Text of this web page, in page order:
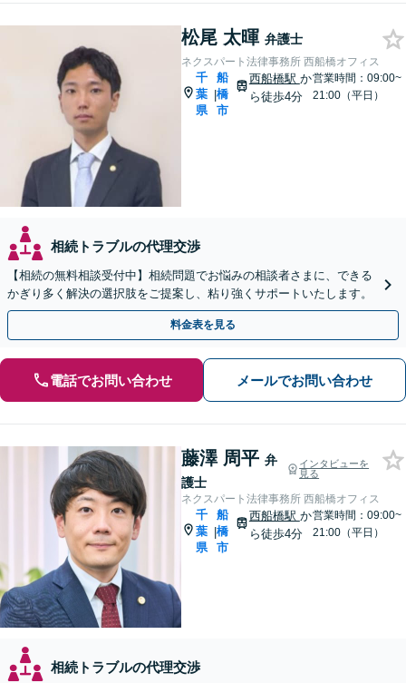
松尾 太暉 弁護士
ネクスパート法律事務所 西船橋オフィス
千
葉
県
|
船
橋
市
西船橋駅 か
ら徒歩4分
営業時間：09:00~
21:00（平日）
相続トラブルの代理交渉
【相続の無料相談受付中】相続問題でお悩みの相談者さまに、できる
かぎり多く解決の選択肢をご提案し、粘り強くサポートいたします。
料金表を見る
電話でお問い合わせ メールでお問い合わせ
藤澤 周平 弁
護士
インタビューを
見る
ネクスパート法律事務所 西船橋オフィス
千
葉
県
|
船
橋
市
西船橋駅 か
ら徒歩4分
営業時間：09:00~
21:00（平日）
相続トラブルの代理交渉